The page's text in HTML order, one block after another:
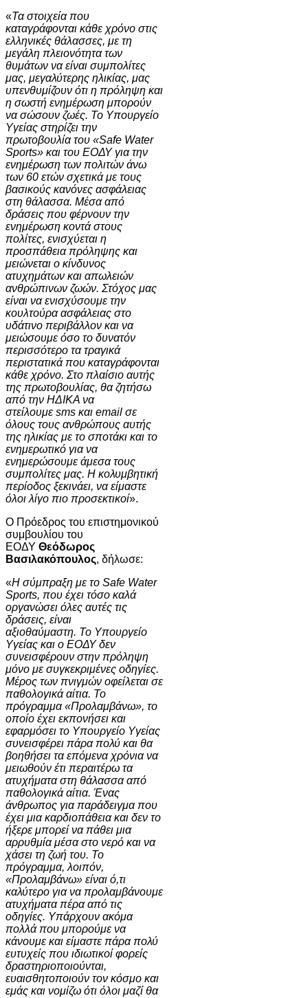
«Τα στοιχεία που
καταγράφονται κάθε χρόνο στις
ελληνικές θάλασσες, με τη
μεγάλη πλειονότητα των
θυμάτων να είναι συμπολίτες
μας, μεγαλύτερης ηλικίας, μας
υπενθυμίζουν ότι η πρόληψη και
η σωστή ενημέρωση μπορούν
να σώσουν ζωές. Το Υπουργείο
Υγείας στηρίζει την
πρωτοβουλία του «Safe Water
Sports» και του ΕΟΔΥ για την
ενημέρωση των πολιτών άνω
των 60 ετών σχετικά με τους
βασικούς κανόνες ασφάλειας
στη θάλασσα. Μέσα από
δράσεις που φέρνουν την
ενημέρωση κοντά στους
πολίτες, ενισχύεται η
προσπάθεια πρόληψης και
μειώνεται ο κίνδυνος
ατυχημάτων και απωλειών
ανθρώπινων ζωών. Στόχος μας
είναι να ενισχύσουμε την
κουλτούρα ασφάλειας στο
υδάτινο περιβάλλον και να
μειώσουμε όσο το δυνατόν
περισσότερο τα τραγικά
περιστατικά που καταγράφονται
κάθε χρόνο. Στο πλαίσιο αυτής
της πρωτοβουλίας, θα ζητήσω
από την ΗΔΙΚΑ να
στείλουμε sms και email σε
όλους τους ανθρώπους αυτής
της ηλικίας με το σποτάκι και το
ενημερωτικό για να
ενημερώσουμε άμεσα τους
συμπολίτες μας. H κολυμβητική
περίοδος ξεκινάει, να είμαστε
όλοι λίγο πιο προσεκτικοί».
Ο Πρόεδρος του επιστημονικού
συμβουλίου του
ΕΟΔΥ Θεόδωρος
Βασιλακόπουλος, δήλωσε:
«Η σύμπραξη με το Safe Water
Sports, που έχει τόσο καλά
οργανώσει όλες αυτές τις
δράσεις, είναι
αξιοθαύμαστη. To Υπουργείο
Υγείας και ο ΕΟΔΥ δεν
συνεισφέρουν στην πρόληψη
μόνο με συγκεκριμένες οδηγίες.
Μέρος των πνιγμών οφείλεται σε
παθολογικά αίτια. Το
πρόγραμμα «Προλαμβάνω», το
οποίο έχει εκπονήσει και
εφαρμόσει το Υπουργείο Υγείας
συνεισφέρει πάρα πολύ και θα
βοηθήσει τα επόμενα χρόνια να
μειωθούν έτι περαιτέρω τα
ατυχήματα στη θάλασσα από
παθολογικά αίτια. Ένας
άνθρωπος για παράδειγμα που
έχει μια καρδιοπάθεια και δεν το
ήξερε μπορεί να πάθει μια
αρρυθμία μέσα στο νερό και να
χάσει τη ζωή του. Το
πρόγραμμα, λοιπόν,
«Προλαμβάνω» είναι ό,τι
καλύτερο για να προλαμβάνουμε
ατυχήματα πέρα από τις
οδηγίες. Υπάρχουν ακόμα
πολλά που μπορούμε να
κάνουμε και είμαστε πάρα πολύ
ευτυχείς που ιδιωτικοί φορείς
δραστηριοποιούνται,
ευαισθητοποιούν τον κόσμο και
εμάς και νομίζω ότι όλοι μαζί θα